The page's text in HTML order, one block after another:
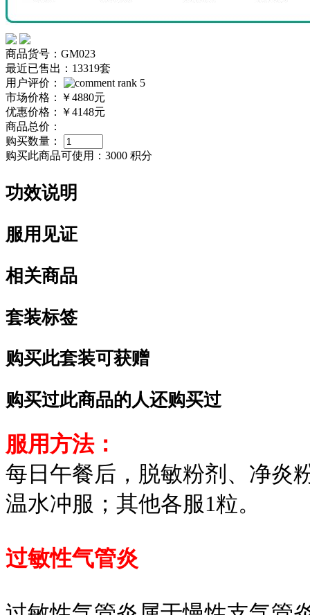
商品货号：GM023
最近已售出：13319套
用户评价：
市场价格：
￥4880元
优惠价格：
￥4148元
商品总价：
购买数量：
购买此商品可使用： 3000 积分
功效说明
服用见证
相关商品
套装标签
购买此套装可获赠
购买过此商品的人还购买过
服用方法：
每日午餐后，脱敏粉剂、净炎
温水冲服；其他各服1粒。
过敏性气管炎